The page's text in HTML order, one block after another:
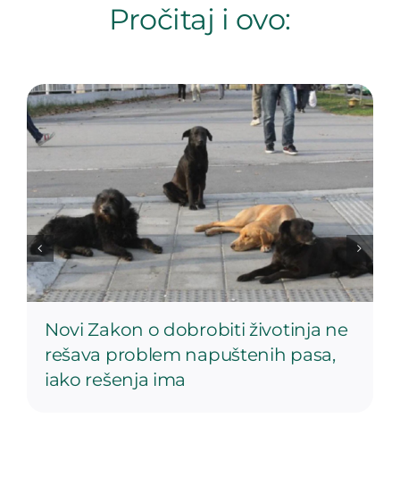
Pročitaj i ovo:
Novi Zakon o dobrobiti životinja ne
rešava problem napuštenih pasa,
iako rešenja ima